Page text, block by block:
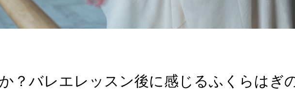
？バレエレッスン後に感じるふくらはぎ